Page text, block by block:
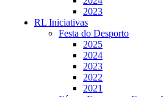
2023
RL Iniciativas
Festa do Desporto
2025
2024
2023
2022
2021